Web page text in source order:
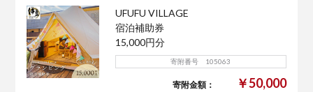
UFUFU VILLAGE
宿泊補助券
15,000円分
寄附番号 105063
寄附金額： ￥50,000